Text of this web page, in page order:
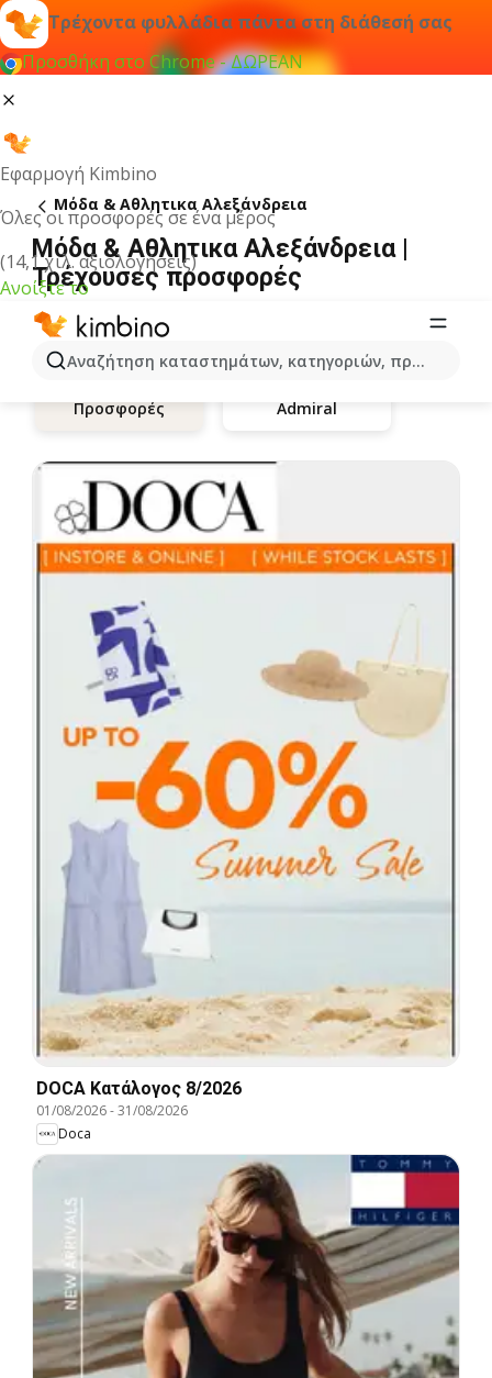
Τρέχοντα φυλλάδια πάντα στη διάθεσή σας
Προσθήκη στο Chrome - ΔΩΡΕΑΝ
Εφαρμογή Kimbino
Όλες οι προσφορές σε ένα μέρος
(14,1 χιλ. αξιολογήσεις)
Ανοίξτε το
Αναζήτηση καταστημάτων, κατηγοριών, προϊόντων...
Μόδα & Aθλητικα Αλεξάνδρεια
Μόδα & Aθλητικα Αλεξάνδρεια |
Τρέχουσες προσφορές
Προσφορές Admiral
DOCA Kατάλογος 8/2026
01/08/2026-31/08/2026
Doca